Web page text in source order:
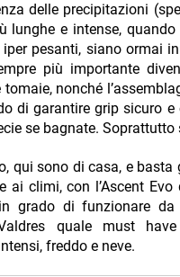
delle precipitazioni
lunghe e intense, quando
pesanti, siano ormai
più importante
nonché
di garantire grip sicuro e
se bagnate. Soprattutto
qui sono di casa, e basta
ai climi, con l’Ascent Evo
grado di funzionare
quale must
freddo e neve.